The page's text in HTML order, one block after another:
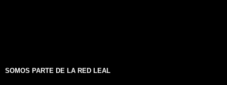
SOMOS PARTE DE LA RED LEAL